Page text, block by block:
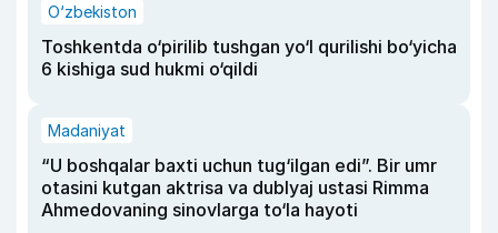
O‘zbekiston
Toshkentda o‘pirilib tushgan yo‘l qurilishi bo‘yicha
6 kishiga sud hukmi o‘qildi
Madaniyat
“U boshqalar baxti uchun tug‘ilgan edi”. Bir umr
otasini kutgan aktrisa va dublyaj ustasi Rimma
Ahmedovaning sinovlarga to‘la hayoti